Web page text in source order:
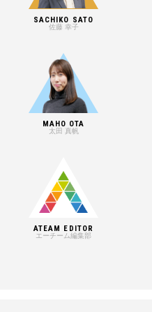
SACHIKO SATO
佐藤 幸子
MAHO OTA
太田 真帆
ATEAM EDITOR
エーチーム編集部